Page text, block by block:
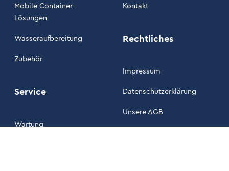
Mobile Container-
Lösungen
Wasseraufbereitung
Zubehör
Service
Wartung
Kontakt
Rechtliches
Impressum
Datenschutzerklärung
Unsere AGB